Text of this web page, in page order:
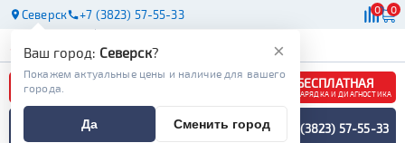
Северск +7 (3823) 57-55-33 0 0
АКБ
БЕСПЛАТНАЯ
ЗАРЯДКА И ДИАГНОСТИКА
ПОДБОР АККУМУЛЯТОРА
СПЕЦИАЛИСТОМ +7 (3823) 57-55-33
×
Ваш город: Северск?
Покажем актуальные цены и наличие для вашего
города.
Да Сменить город